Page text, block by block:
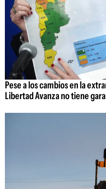
Pese a los cambios en la
Libertad Avanza no tiene